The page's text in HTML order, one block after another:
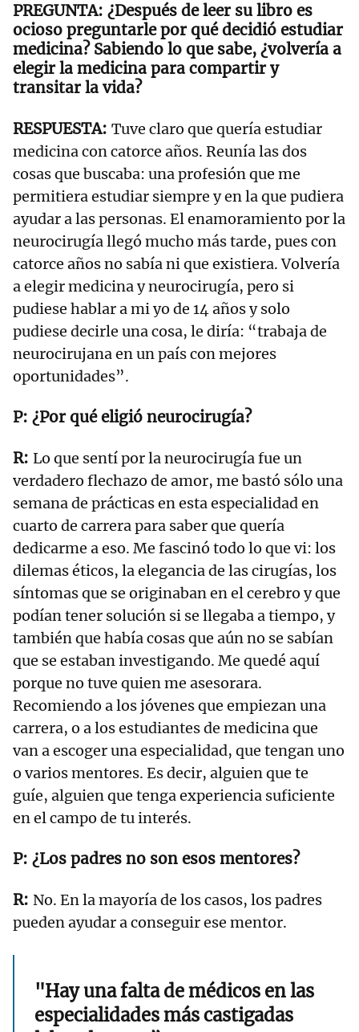
¿Después de leer su libro es
ocioso preguntarle por qué decidió estudiar
medicina? Sabiendo lo que sabe, ¿volvería a
elegir la medicina para compartir y
transitar la vida?
Tuve claro que quería estudiar
medicina con catorce años. Reunía las dos
cosas que buscaba: una profesión que me
permitiera estudiar siempre y en la que pudiera
ayudar a las personas. El enamoramiento por la
neurocirugía llegó mucho más tarde, pues con
catorce años no sabía ni que existiera. Volvería
a elegir medicina y neurocirugía, pero si
pudiese hablar a mi yo de 14 años y solo
pudiese decirle una cosa, le diría: “trabaja de
neurocirujana en un país con mejores
oportunidades”.
¿Por qué eligió neurocirugía?
Lo que sentí por la neurocirugía fue un
verdadero flechazo de amor, me bastó sólo una
semana de prácticas en esta especialidad en
cuarto de carrera para saber que quería
dedicarme a eso. Me fascinó todo lo que vi: los
dilemas éticos, la elegancia de las cirugías, los
síntomas que se originaban en el cerebro y que
podían tener solución si se llegaba a tiempo, y
también que había cosas que aún no se sabían
que se estaban investigando. Me quedé aquí
porque no tuve quien me asesorara.
Recomiendo a los jóvenes que empiezan una
carrera, o a los estudiantes de medicina que
van a escoger una especialidad, que tengan uno
o varios mentores. Es decir, alguien que te
guíe, alguien que tenga experiencia suficiente
en el campo de tu interés.
¿Los padres no son esos mentores?
No. En la mayoría de los casos, los padres
pueden ayudar a conseguir ese mentor.
"Hay una falta de médicos en las
especialidades más castigadas